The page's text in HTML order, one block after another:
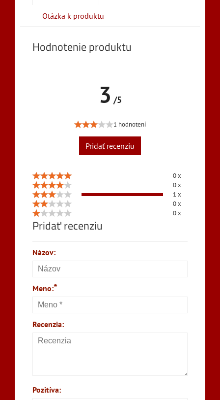
Otázka k produktu
Hodnotenie produktu
3 /5
1 hodnotení
Pridať recenziu
0 x
0 x
1 x
0 x
0 x
Pridať recenziu
Názov:
Meno:*
Recenzia:
Pozitíva: